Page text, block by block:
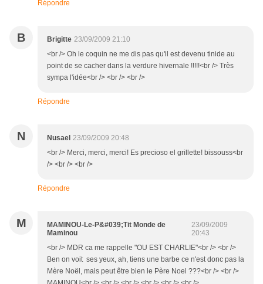
Répondre
B Brigitte 23/09/2009 21:10
<br /> Oh le coquin ne me dis pas qu'il est devenu tinide au
point de se cacher dans la verdure hivernale !!!!!<br /> Très
sympa l'idée<br /> <br /> <br />
Répondre
N Nusael 23/09/2009 20:48
<br /> Merci, merci, merci! Es precioso el grillette! bissouss<br
/> <br /> <br />
Répondre
M
MAMINOU-Le-P&#039;Tit Monde de
Maminou
23/09/2009
20:43
<br /> MDR ca me rappelle "OU EST CHARLIE"<br /> <br />
Ben on voit ses yeux, ah, tiens une barbe ce n'est donc pas la
Mère Noël, mais peut être bien le Père Noel ???<br /> <br />